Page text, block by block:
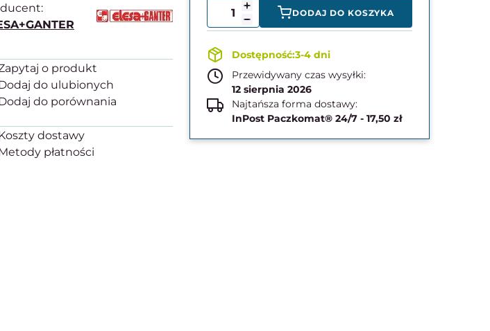
o produkt
dostawy
płatności
DODAJ DO KOSZYKA
3-4 dni
Przewidywany czas wysyłki:
12 sierpnia 2026
Najtańsza forma dostawy:
InPost Paczkomat® 24/7 - 17,50 zł